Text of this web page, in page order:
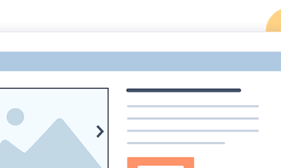
Accueil Editions précédentes Festival édition 2018
Festival édition 2018